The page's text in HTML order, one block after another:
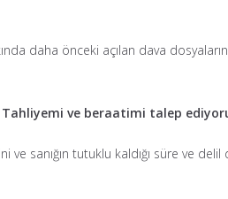
daha önceki açılan dava
ve beraatimi talep
ve sanığın tutuklu kaldığı süre ve